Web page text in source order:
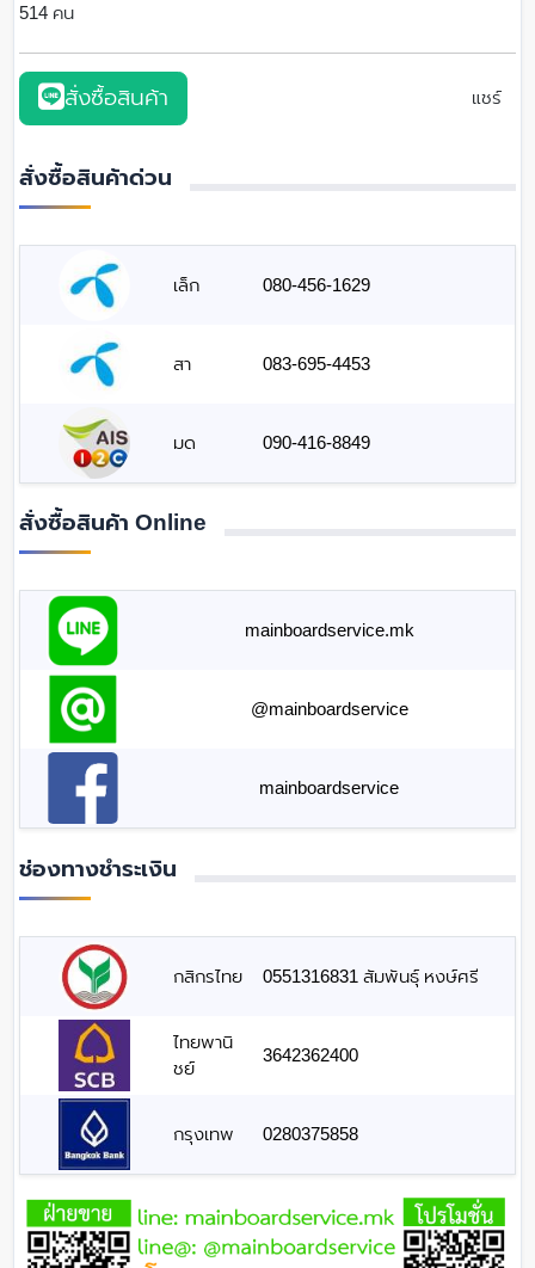
514 คน
สั่งซื้อสินค้า แชร์
สั่งซื้อสินค้าด่วน
เล็ก 080-456-1629
สา 083-695-4453
มด 090-416-8849
สั่งซื้อสินค้า Online
mainboardservice.mk
@mainboardservice
mainboardservice
ช่องทางชำระเงิน
กสิกรไทย 0551316831 สัมพันธุ์ หงษ์ศรี
ไทยพานิ
ชย์
3642362400
กรุงเทพ 0280375858